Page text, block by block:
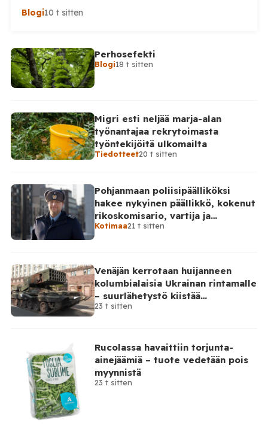
tuhansia, kun en aivan tarkkaa tilannetta tiedä.
Viimeisin tieto, jonka näin oli perjantai-illalta
Tämä voi olla yläkanttiin, mutta kuitenkin todella
suuri määrä. (Tosin tilanne on jo ilmeisimmin ohi,
mutta koskaan […]
Blogi10 t sitten
Perhosefekti
Blogi18 t sitten
Migri esti neljää marja-alan
työnantajaa rekrytoimasta
työntekijöitä ulkomailta
Tiedotteet20 t sitten
Pohjanmaan poliisipäälliköksi
hakee nykyinen päällikkö, kokenut
rikoskomisario, vartija ja
sarjahakija
Kotimaa21 t sitten
Venäjän kerrotaan huijanneen
kolumbialaisia Ukrainan rintamalle
– suurlähetystö kiistää
osallisuutensa
23 t sitten
Rucolassa havaittiin torjunta-
ainejäämiä – tuote vedetään pois
myynnistä
23 t sitten